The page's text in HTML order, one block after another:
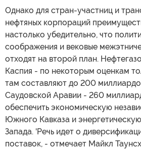
Однако для стран-участниц и
нефтяных корпораций
настолько убедительно, что
соображения и вековые
отходят на второй план.
Каспия - по некоторым оценкам
там составляют до 200
Саудовской Аравии - 260
обеспечить экономическую
Южного Кавказа и
Запада. 'Речь идет о
поставок, - отмечает Майкл